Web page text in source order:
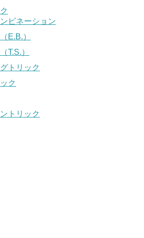
ビネーション
E.B.）
T.S.）
トリック
ク
トリック